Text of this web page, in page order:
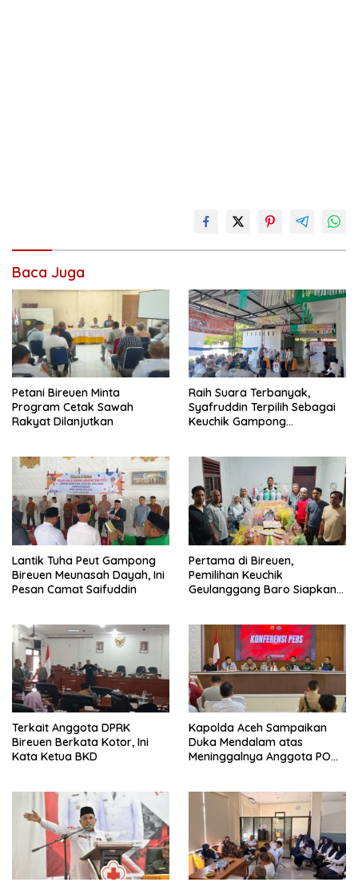
Baca Juga
Petani Bireuen Minta
Program Cetak Sawah
Rakyat Dilanjutkan
Raih Suara Terbanyak,
Syafruddin Terpilih Sebagai
Keuchik Gampong
Lantik Tuha Peut Gampong
Bireuen Meunasah Dayah, Ini
Pertama di Bireuen,
Pemilihan Keuchik
Geulanggang Baro Siapkan
Terkait Anggota DPRK
Bireuen Berkata Kotor, Ini
Kata Ketua BKD
Kapolda Aceh Sampaikan
Duka Mendalam atas
Meninggalnya Anggota POM